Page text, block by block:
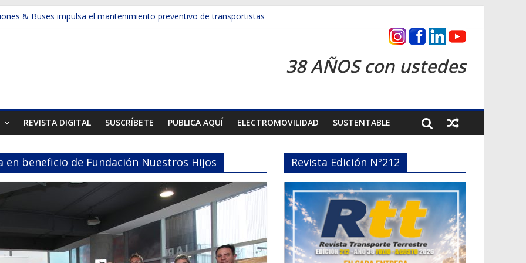
& Buses impulsa el mantenimiento preventivo de transportistas
38 AÑOS con ustedes
REVISTA DIGITAL SUSCRÍBETE PUBLICA AQUÍ ELECTROMOVILIDAD SUSTENTABLE
beneficio de Fundación Nuestros Hijos Revista Edición Nº212